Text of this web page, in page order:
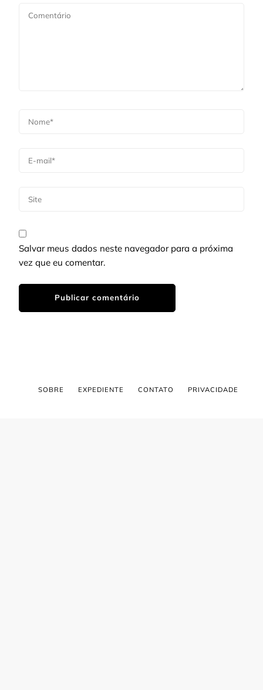
Salvar meus dados neste navegador para a próxima
vez que eu comentar.
SOBRE EXPEDIENTE CONTATO PRIVACIDADE